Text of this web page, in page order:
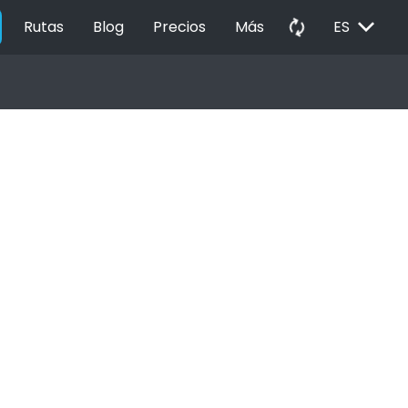
Rutas Blog Precios Más autorenew ES EXPAND_MORE